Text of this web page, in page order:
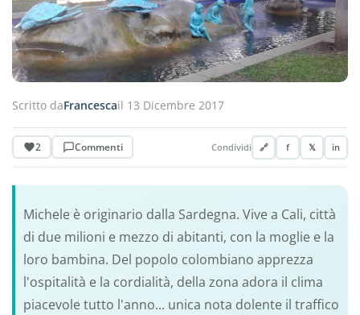
Scritto daFrancescail 13 Dicembre 2017
2 Commenti Condividi 🔗 f 𝕏 in
Michele è originario dalla Sardegna. Vive a Cali, città
di due milioni e mezzo di abitanti, con la moglie e la
loro bambina. Del popolo colombiano apprezza
l'ospitalità e la cordialità, della zona adora il clima
piacevole tutto l'anno... unica nota dolente il traffico